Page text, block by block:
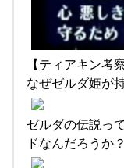
【ティアキン考
なぜゼルダ姫が
ゼルダの伝説っ
ドなんだろうか